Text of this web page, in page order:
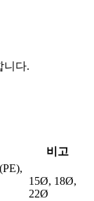
니다.
비고
15Ø, 18Ø,
22Ø